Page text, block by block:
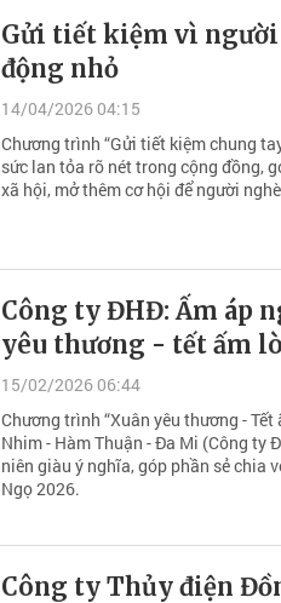
Gửi tiết kiệm vì người
động nhỏ
14/04/2026 04:15
Chương trình “Gửi tiết kiệm chung
sức lan tỏa rõ nét trong cộng đồng,
xã hội, mở thêm cơ hội để người
Công ty ĐHĐ: Ấm áp
yêu thương - tết ấm
15/02/2026 06:44
Chương trình “Xuân yêu thương -
Nhim - Hàm Thuận - Đa Mi (Công
niên giàu ý nghĩa, góp phần sẻ chia
Ngọ 2026.
Công ty Thủy điện